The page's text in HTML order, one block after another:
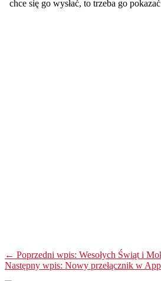
← Poprzedni wpis: Wesołych Świąt i
Następny wpis: Nowy przełącznik w